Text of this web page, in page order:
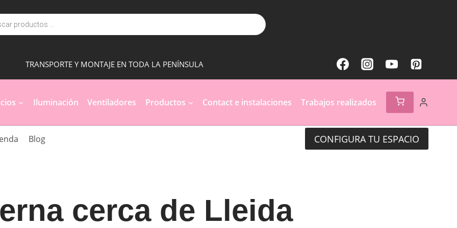
TRANSPORTE Y MONTAJE EN TODA LA PENÍNSULA
Iluminación Ventiladores Productos Contact e instalaciones Trabajos realizados
Blog CONFIGURA TU ESPACIO
cerca de Lleida